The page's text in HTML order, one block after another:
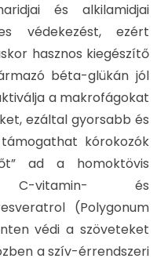
és alkilamidjai
védekezést, ezért
hasznos kiegészítő
béta-glükán jól
a makrofágokat
ezáltal gyorsabb és
kórokozók
ad a homoktövis
vitamin- és
(Polygonum
védi a szöveteket
a szív-érrendszeri